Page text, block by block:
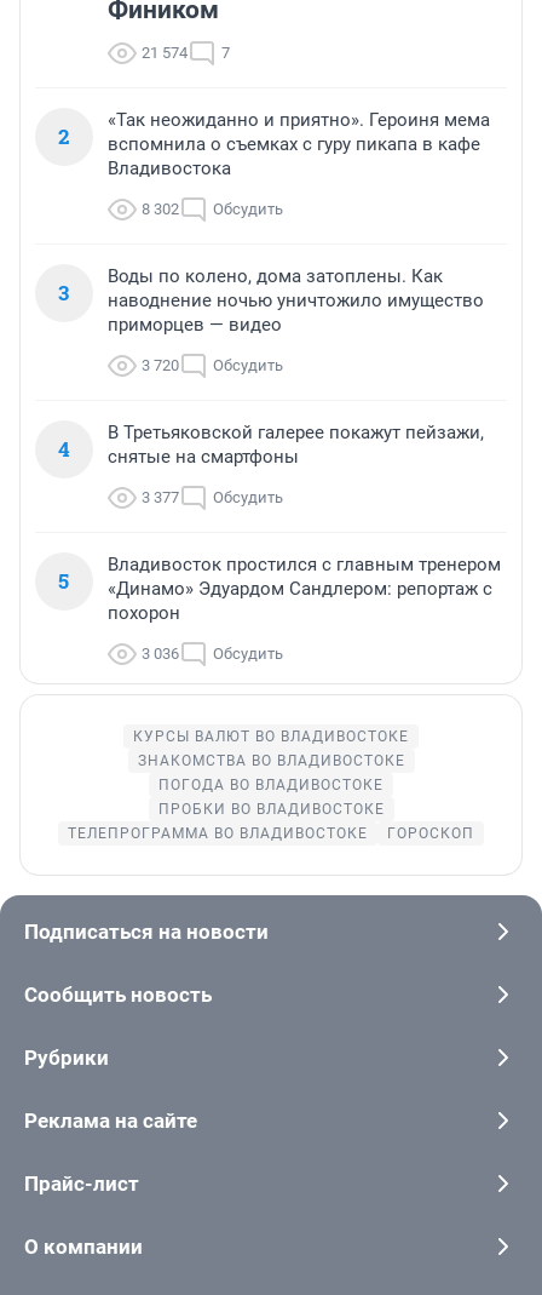
Фиником
21 574 7
2
«Так неожиданно и приятно». Героиня мема
вспомнила о съемках с гуру пикапа в кафе
Владивостока
8 302 Обсудить
3
Воды по колено, дома затоплены. Как
наводнение ночью уничтожило имущество
приморцев — видео
3 720 Обсудить
4
В Третьяковской галерее покажут пейзажи,
снятые на смартфоны
3 377 Обсудить
5
Владивосток простился с главным тренером
«Динамо» Эдуардом Сандлером: репортаж с
похорон
3 036 Обсудить
КУРСЫ ВАЛЮТ ВО ВЛАДИВОСТОКЕ
ЗНАКОМСТВА ВО ВЛАДИВОСТОКЕ
ПОГОДА ВО ВЛАДИВОСТОКЕ
ПРОБКИ ВО ВЛАДИВОСТОКЕ
ТЕЛЕПРОГРАММА ВО ВЛАДИВОСТОКЕ
ГОРОСКОП
Подписаться на новости
Сообщить новость
Рубрики
Реклама на сайте
Прайс-лист
О компании